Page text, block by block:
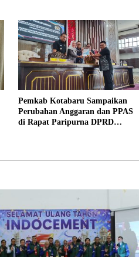
Pemkab Kotabaru Sampaikan
Perubahan Anggaran dan PPAS
di Rapat Paripurna DPRD